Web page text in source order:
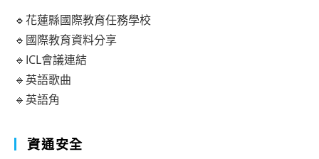
🔹花蓮縣國際教育任務學校
🔹國際教育資料分享
🔹ICL會議連結
🔹英語歌曲
🔹英語角
資通安全